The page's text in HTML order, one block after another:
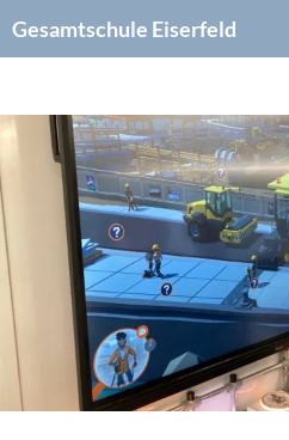
Inhalt
Gesamtschule Eiserfeld